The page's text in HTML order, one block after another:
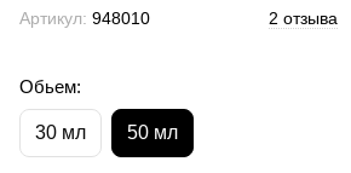
Артикул: 948010 2 отзыва
Обьем:
30 мл 50 мл